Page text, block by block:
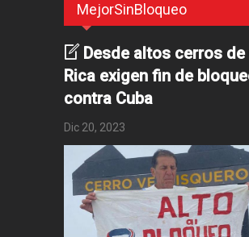
MejorSinBloqueo
Desde altos cerros
Rica exigen fin de
contra Cuba
Dic 20, 2023